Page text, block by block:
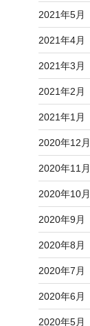
2021年5月
2021年4月
2021年3月
2021年2月
2021年1月
2020年12月
2020年11月
2020年10月
2020年9月
2020年8月
2020年7月
2020年6月
2020年5月